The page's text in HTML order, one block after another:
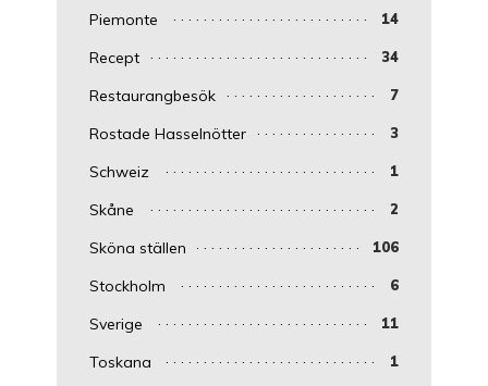
Piemonte 14
Recept 34
Restaurangbesök 7
Rostade Hasselnötter 3
Schweiz 1
Skåne 2
Sköna ställen 106
Stockholm 6
Sverige 11
Toskana 1